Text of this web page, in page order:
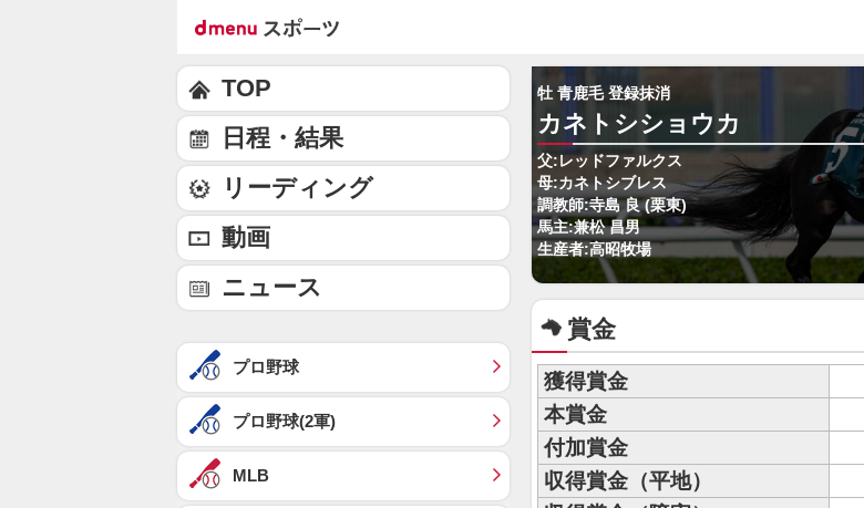
牡 青鹿毛 登録抹消
カネトシショウカ
父:レッドファルクス
母:カネトシブレス
調教師:寺島 良 (栗東)
馬主:兼松 昌男
生産者:高昭牧場
賞金
獲得賞金
本賞金
付加賞金
収得賞金（平地）
TOP
日程・結果
リーディング
動画
ニュース
プロ野球
プロ野球(2軍)
MLB